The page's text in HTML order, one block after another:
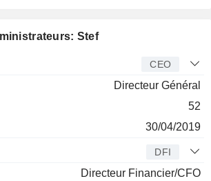
Stef
CEO
Directeur Général
52
30/04/2019
DFI
Directeur Financier/CFO